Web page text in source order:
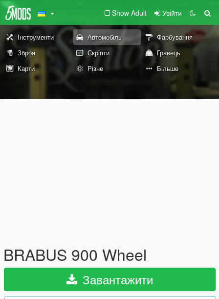
Show Adult Увійти
Інструменти Автомобіль
Фарбування
Зброя
Скріпти
Гравець
Карти
Різне Більше
BRABUS 900 Wheel
Завантажити